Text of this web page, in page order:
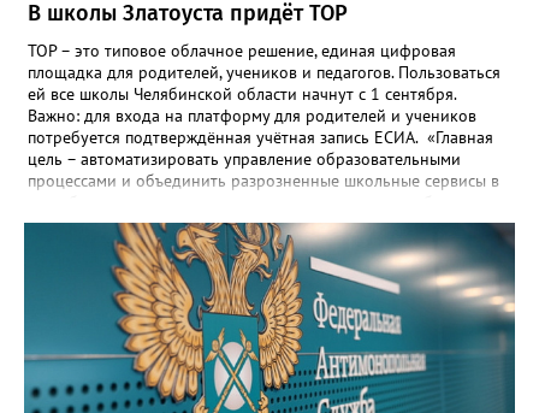
В школы Златоуста придёт ТОР
ТОР – это типовое облачное решение, единая цифровая
площадка для родителей, учеников и педагогов. Пользоваться
ей все школы Челябинской области начнут с 1 сентября.
Важно: для входа на платформу для родителей и учеников
потребуется подтверждённая учётная запись ЕСИА. «Главная
цель – автоматизировать управление образовательными
процессами и объединить разрозненные школьные сервисы в
региональном министерстве образования. - Платформа ТОР
“Моя школа” объединит все школьные сервисы в единую
безопасную государственную экосистему. Предполагается, что
переход пройдёт максимально комфортно для пользователей».
Привычные функции - оценки, расписание, домашние задания,
связь с учителями, знакомые пользователям экосистемы
«Госуслуги Моя школа», не просто сохранятся, они будут
собраны в одном месте, подчеркнули в ведомстве. Причём в
этом случае переход на ТОР станет вообще незаметным.